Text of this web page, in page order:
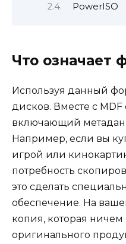
PowerISO
Что означает
Используя данный
дисков. Вместе с MDF
включающий
Например, если вы
игрой или
потребность
это сделать
обеспечение. На
копия, которая ничем
оригинального